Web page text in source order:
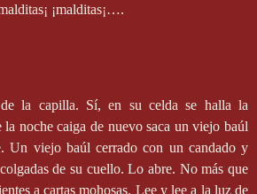
¡malditas¡….
la capilla. Sí, en su celda se halla la
la noche caiga de nuevo saca un viejo baúl
Un viejo baúl cerrado con un candado y
de su cuello. Lo abre. No más que
a cartas mohosas. Lee y lee a la luz de